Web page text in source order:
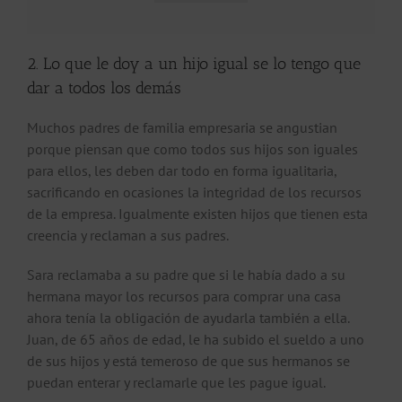
2. Lo que le doy a un hijo igual se lo tengo que
dar a todos los demás
Muchos padres de familia empresaria se angustian
porque piensan que como todos sus hijos son iguales
para ellos, les deben dar todo en forma igualitaria,
sacrificando en ocasiones la integridad de los recursos
de la empresa. Igualmente existen hijos que tienen esta
creencia y reclaman a sus padres.
Sara reclamaba a su padre que si le había dado a su
hermana mayor los recursos para comprar una casa
ahora tenía la obligación de ayudarla también a ella.
Juan, de 65 años de edad, le ha subido el sueldo a uno
de sus hijos y está temeroso de que sus hermanos se
puedan enterar y reclamarle que les pague igual.